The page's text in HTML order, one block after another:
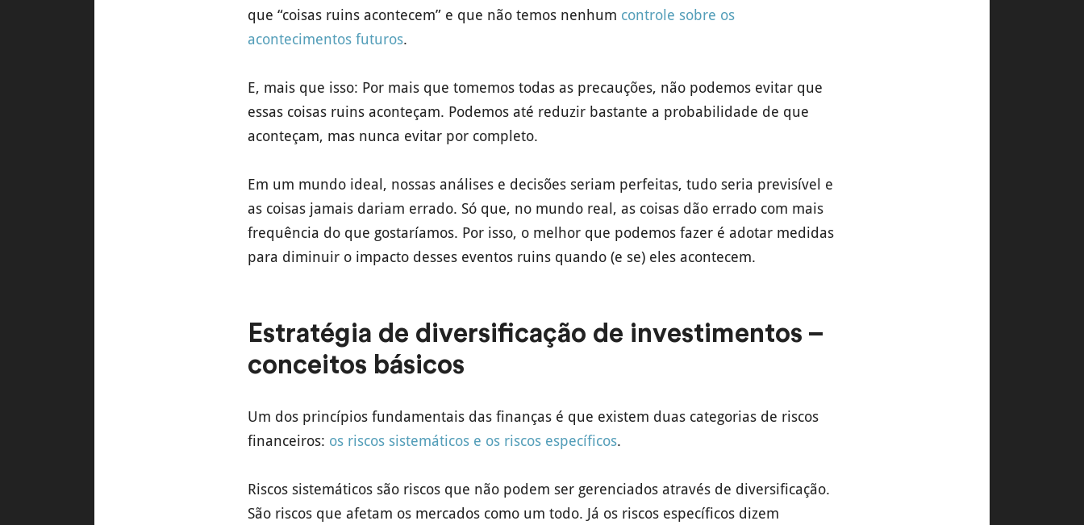
que “coisas ruins acontecem” e que não temos nenhum controle sobre os
acontecimentos futuros.
E, mais que isso: Por mais que tomemos todas as precauções, não podemos evitar que
essas coisas ruins aconteçam. Podemos até reduzir bastante a probabilidade de que
aconteçam, mas nunca evitar por completo.
Em um mundo ideal, nossas análises e decisões seriam perfeitas, tudo seria previsível e
as coisas jamais dariam errado. Só que, no mundo real, as coisas dão errado com mais
frequência do que gostaríamos. Por isso, o melhor que podemos fazer é adotar medidas
para diminuir o impacto desses eventos ruins quando (e se) eles acontecem.
Estratégia de diversificação de investimentos –
conceitos básicos
Um dos princípios fundamentais das finanças é que existem duas categorias de riscos
financeiros: os riscos sistemáticos e os riscos específicos.
Riscos sistemáticos são riscos que não podem ser gerenciados através de diversificação.
São riscos que afetam os mercados como um todo. Já os riscos específicos dizem